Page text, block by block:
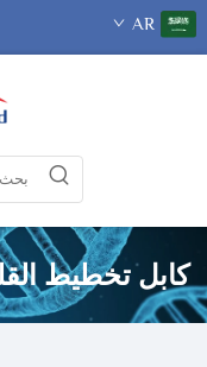
AR
كابل تخطيط